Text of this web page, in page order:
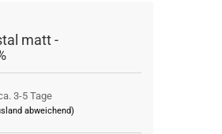
matt -
3-5 Tage
abweichend)